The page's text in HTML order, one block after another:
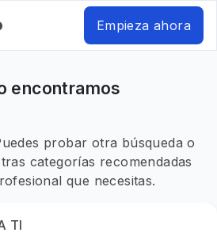
Empieza ahora
encontramos
probar otra búsqueda o
categorías recomendadas
que necesitas.
TI